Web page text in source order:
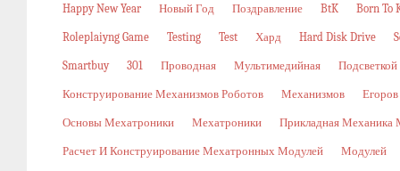
Happy New Year Новый Год Поздравление BtK Born To
Roleplaiyng Game Testing Test Хард Hard Disk Drive
Smartbuy 301 Проводная Мультимедийная Подсветкой
Конструирование Механизмов Роботов Механизмов
Основы Мехатроники Мехатроники Прикладная Механика
Расчет И Конструирование Мехатронных Модулей Модулей